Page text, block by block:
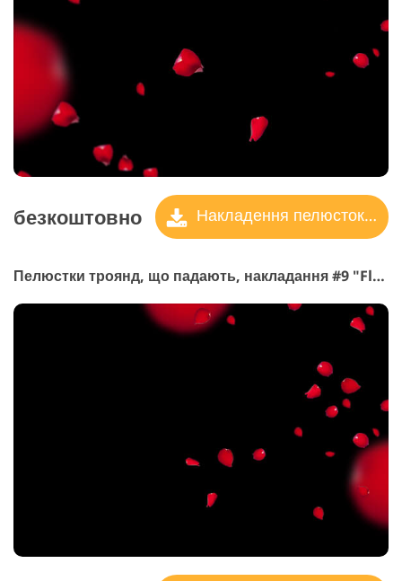
безкоштовно Накладення пелюсток троянд
Пелюстки троянд, що падають, накладання #9 "Floating"